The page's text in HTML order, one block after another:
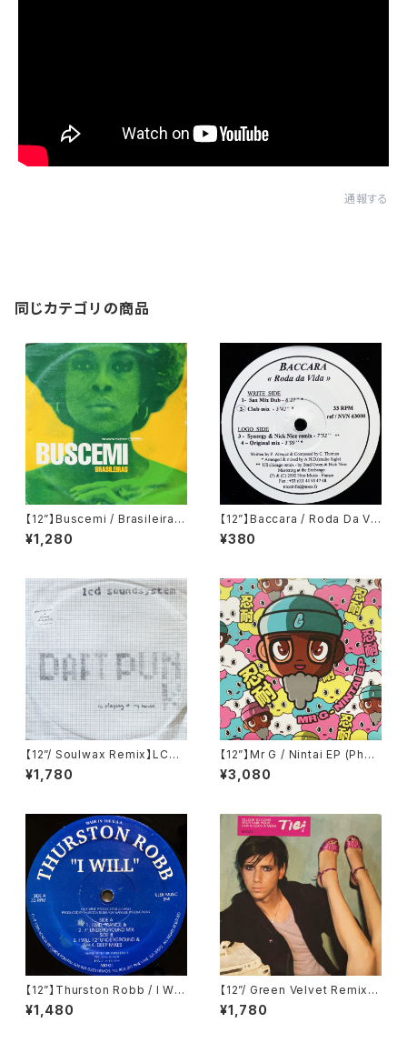
通報する
同じカテゴリの商品
【12”】Buscemi / Brasileiras
(Downsall Plastics) (DSL 0
42)
¥1,280
【12”】Baccara / Roda Da Vi
da (Nice Music) (NVN 630
00)
¥380
【12”/ Soulwax Remix】LCD
Soundsystem / Daft Punk I
s Playing At My House (DF
¥1,780
【12”】Mr G / Nintai EP (Phoe
nix G.) (PG077)
¥3,080
【12”】Thurston Robb / I Will
(Acacia Records) (AR021)
¥1,480
【12”/ Green Velvet Remix】
Tiga / Shoes (Different) (D
IFB 1216T)
¥1,780